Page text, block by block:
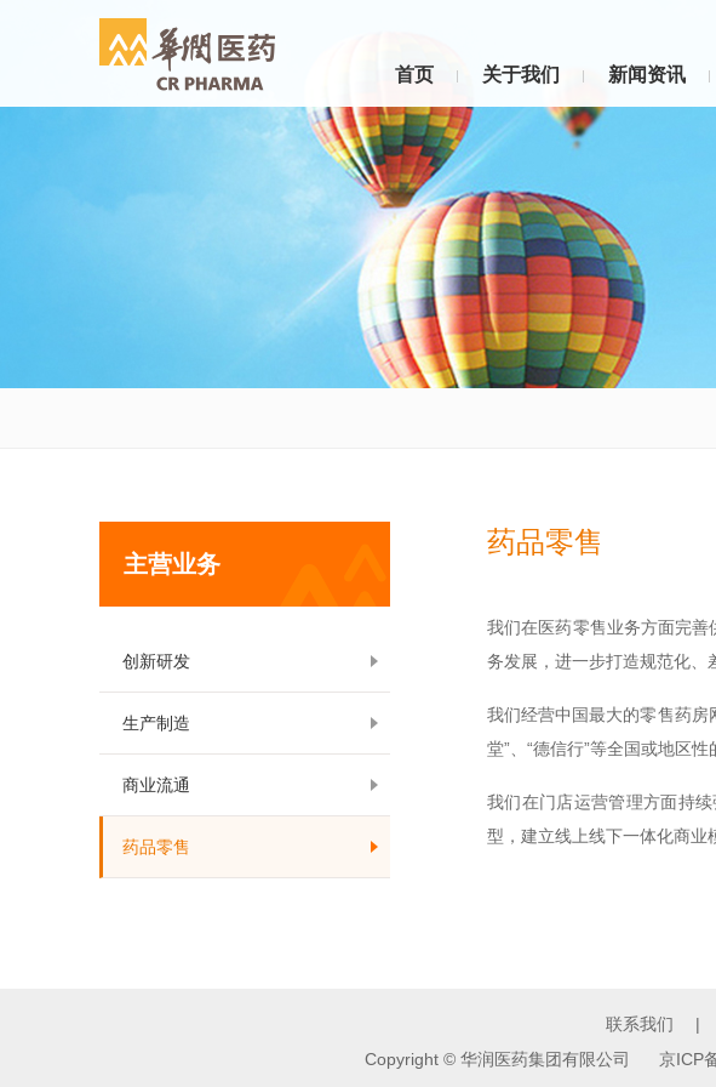
首页 关于我们 新闻资讯
主营业务
创新研发
生产制造
商业流通
药品零售
药品零售
我们在医药零售业务方面完
务发展，进一步打造规范化、
我们经营中国最大的零售药房
堂”、“德信行”等全国或地区性
我们在门店运营管理方面持
型，建立线上线下一体化商业
联系我们 |
Copyright © 华润医药集团有限公司
京ICP